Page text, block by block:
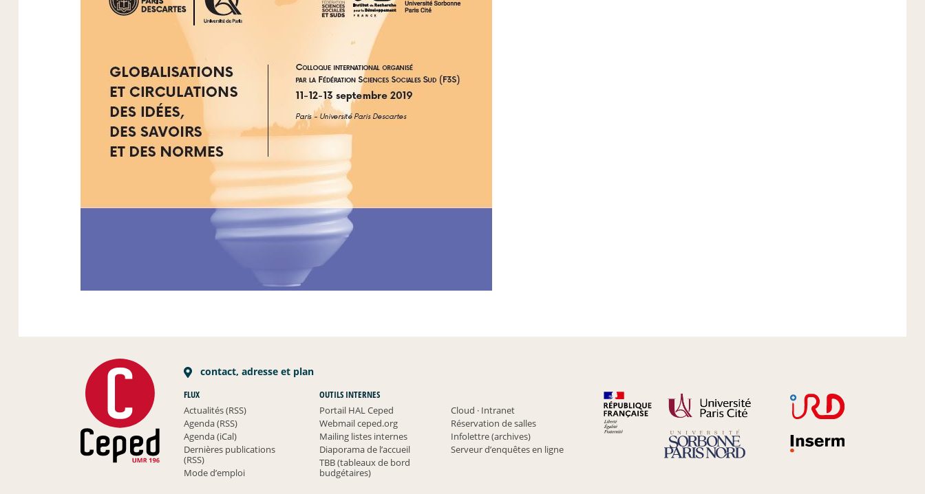
contact, adresse et plan
FLUX
Actualités (RSS)
Agenda (RSS)
Agenda (iCal)
Dernières publications
(RSS)
Mode d’emploi
OUTILS INTERNES
Portail HAL Ceped
Cloud · Intranet
Webmail ceped.org
Réservation de salles
Mailing listes internes
Infolettre (archives)
Diaporama de l’accueil
Serveur d’enquêtes en ligne
TBB (tableaux de bord
budgétaires)